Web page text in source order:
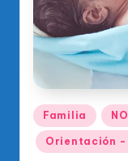
Publicado
en
Familia
Orientación -